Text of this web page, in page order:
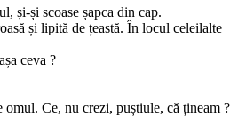
și-și scoase șapca din cap.
și lipită de țeastă. În locul celeilalte
ceva ?
Ce, nu crezi, puștiule, că țineam ?